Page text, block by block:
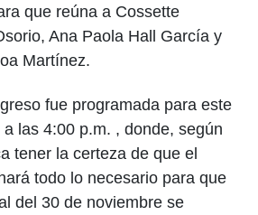
que reúna a Cossette
Ana Paola Hall García y
Martínez.
fue programada para este
las 4:00 p.m. , donde, según
tener la certeza de que el
todo lo necesario para que
del 30 de noviembre se